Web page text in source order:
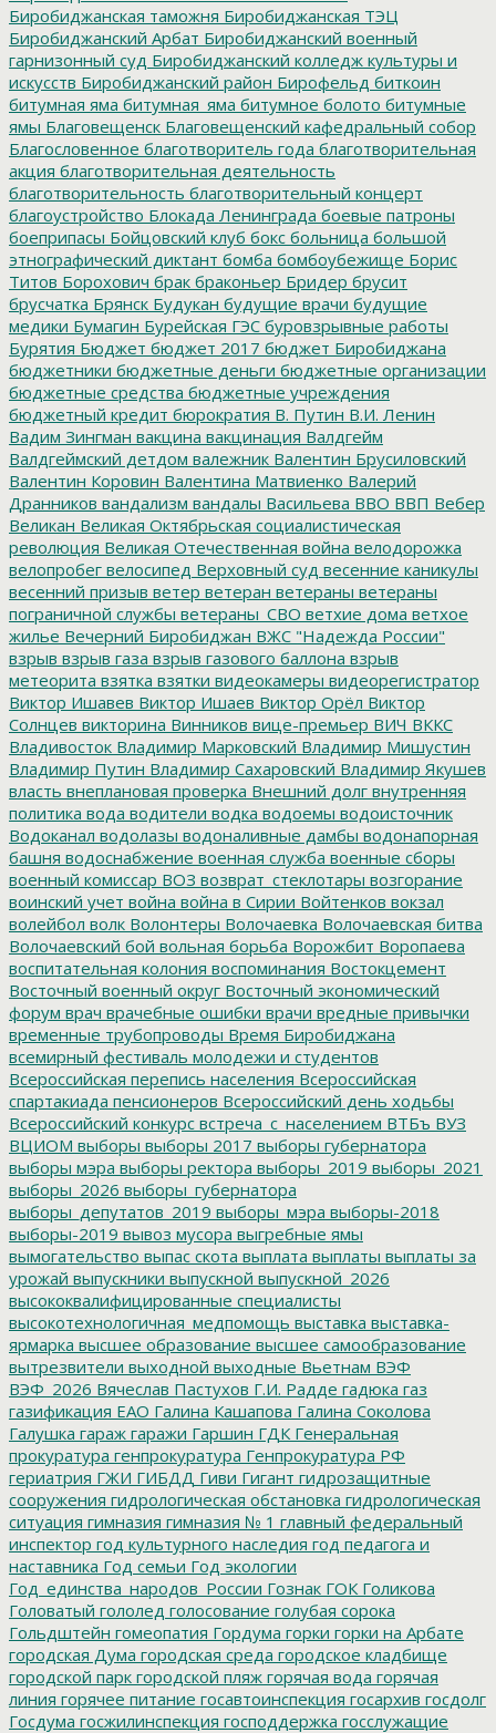
Биробиджанская таможня Биробиджанская ТЭЦ
Биробиджанский Арбат Биробиджанский военный
гарнизонный суд Биробиджанский колледж культуры и
искусств Биробиджанский район Бирофельд биткоин
битумная яма битумная_яма битумное болото битумные
ямы Благовещенск Благовещенский кафедральный собор
Благословенное благотворитель года благотворительная
акция благотворительная деятельность
благотворительность благотворительный концерт
благоустройство Блокада Ленинграда боевые патроны
боеприпасы Бойцовский клуб бокс больница большой
этнографический диктант бомба бомбоубежище Борис
Титов Борохович брак браконьер Бридер брусит
брусчатка Брянск Будукан будущие врачи будущие
медики Бумагин Бурейская ГЭС буровзрывные работы
Бурятия Бюджет бюджет 2017 бюджет Биробиджана
бюджетники бюджетные деньги бюджетные организации
бюджетные средства бюджетные учреждения
бюджетный кредит бюрократия В. Путин В.И. Ленин
Вадим Зингман вакцина вакцинация Валдгейм
Валдгеймский детдом валежник Валентин Брусиловский
Валентин Коровин Валентина Матвиенко Валерий
Дранников вандализм вандалы Васильева ВВО ВВП Вебер
Великан Великая Октябрьская социалистическая
революция Великая Отечественная война велодорожка
велопробег велосипед Верховный суд весенние каникулы
весенний призыв ветер ветеран ветераны ветераны
пограничной службы ветераны_СВО ветхие дома ветхое
жилье Вечерний Биробиджан ВЖС "Надежда России"
взрыв взрыв газа взрыв газового баллона взрыв
метеорита взятка взятки видеокамеры видеорегистратор
Виктор Ишавев Виктор Ишаев Виктор Орёл Виктор
Солнцев викторина Винников вице-премьер ВИЧ ВККС
Владивосток Владимир Марковский Владимир Мишустин
Владимир Путин Владимир Сахаровский Владимир Якушев
власть внеплановая проверка Внешний долг внутренняя
политика вода водители водка водоемы водоисточник
Водоканал водолазы водоналивные дамбы водонапорная
башня водоснабжение военная служба военные сборы
военный комиссар ВОЗ возврат_стеклотары возгорание
воинский учет война война в Сирии Войтенков вокзал
волейбол волк Волонтеры Волочаевка Волочаевская битва
Волочаевский бой вольная борьба Ворожбит Воропаева
воспитательная колония воспоминания Востокцемент
Восточный военный округ Восточный экономический
форум врач врачебные ошибки врачи вредные привычки
временные трубопроводы Время Биробиджана
всемирный фестиваль молодежи и студентов
Всероссийская перепись населения Всероссийская
спартакиада пенсионеров Всероссийский день ходьбы
Всероссийский конкурс встреча_с_населением ВТБъ ВУЗ
ВЦИОМ выборы выборы 2017 выборы губернатора
выборы мэра выборы ректора выборы_2019 выборы_2021
выборы_2026 выборы_губернатора
выборы_депутатов_2019 выборы_мэра выборы-2018
выборы-2019 вывоз мусора выгребные ямы
вымогательство выпас скота выплата выплаты выплаты за
урожай выпускники выпускной выпускной_2026
высококвалифицированные специалисты
высокотехнологичная_медпомощь выставка выставка-
ярмарка высшее образование высшее самообразование
вытрезвители выходной выходные Вьетнам ВЭФ
ВЭФ_2026 Вячеслав Пастухов Г.И. Радде гадюка газ
газификация ЕАО Галина Кашапова Галина Соколова
Галушка гараж гаражи Гаршин ГДК Генеральная
прокуратура генпрокуратура Генпрокуратура РФ
гериатрия ГЖИ ГИБДД Гиви Гигант гидрозащитные
сооружения гидрологическая обстановка гидрологическая
ситуация гимназия гимназия № 1 главный федеральный
инспектор год культурного наследия год педагога и
наставника Год семьи Год экологии
Год_единства_народов_России Гознак ГОК Голикова
Головатый гололед голосование голубая сорока
Гольдштейн гомеопатия Гордума горки горки на Арбате
городская Дума городская среда городское кладбище
городской парк городской пляж горячая вода горячая
линия горячее питание госавтоинспекция госархив госдолг
Госдума госжилинспекция господдержка госслужащие